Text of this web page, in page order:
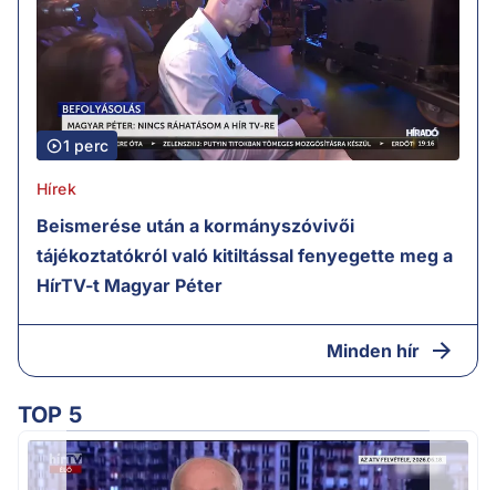
1 perc
Hírek
Beismerése után a kormányszóvivői
tájékoztatókról való kitiltással fenyegette meg a
HírTV-t Magyar Péter
Minden hír
TOP 5